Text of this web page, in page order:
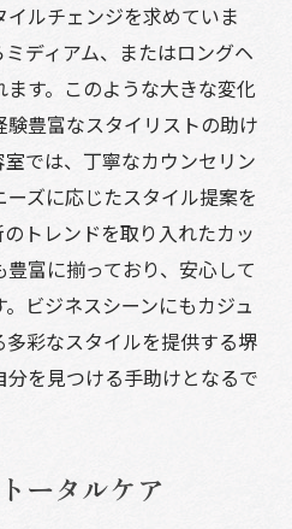
ルチェンジを求めていま
ディアム、またはロングヘ
す。このような大きな変化
豊富なスタイリストの助け
では、丁寧なカウンセリン
ズに応じたスタイル提案を
トレンドを取り入れたカッ
富に揃っており、安心して
ビジネスシーンにもカジュ
彩なスタイルを提供する堺
を見つける手助けとなるで
ータルケア